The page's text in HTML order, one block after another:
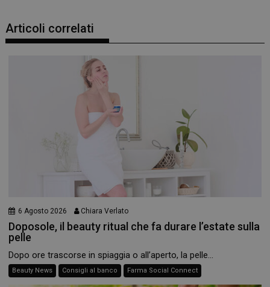
Articoli correlati
6 Agosto 2026 Chiara Verlato
Doposole, il beauty ritual che fa durare l’estate sulla
pelle
Dopo ore trascorse in spiaggia o all’aperto, la pelle...
Beauty News Consigli al banco Farma Social Connect